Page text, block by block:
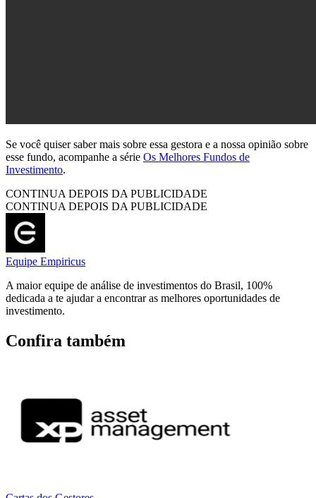
Se você quiser saber mais sobre essa gestora e a nossa opinião sobre
esse fundo, acompanhe a série Os Melhores Fundos de
Investimento.
CONTINUA DEPOIS DA PUBLICIDADE
CONTINUA DEPOIS DA PUBLICIDADE
Equipe Empiricus
A maior equipe de análise de investimentos do Brasil, 100%
dedicada a te ajudar a encontrar as melhores oportunidades de
investimento.
Confira também